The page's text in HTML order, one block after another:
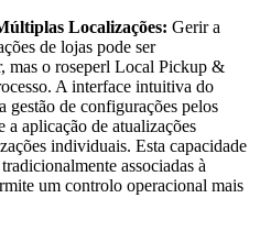
Localizações: Gerir a
de lojas pode ser
mas o roseperl Local Pickup &
A interface intuitiva do
gestão de configurações pelos
a aplicação de atualizações
individuais. Esta capacidade
associadas à
um controlo operacional mais